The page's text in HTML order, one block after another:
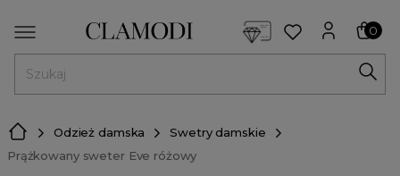
0
Odzież damska
Swetry damskie
Prążkowany sweter Eve różowy